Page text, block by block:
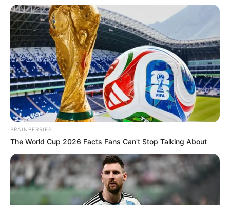
BRAINBERRIES
The World Cup 2026 Facts Fans Can't Stop Talking About